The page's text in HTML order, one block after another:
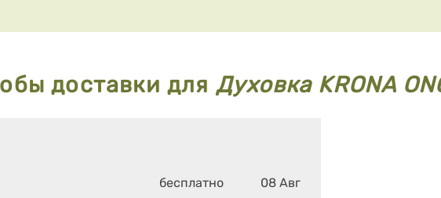
доставки для Духовка KRONA
бесплатно 08 Авг